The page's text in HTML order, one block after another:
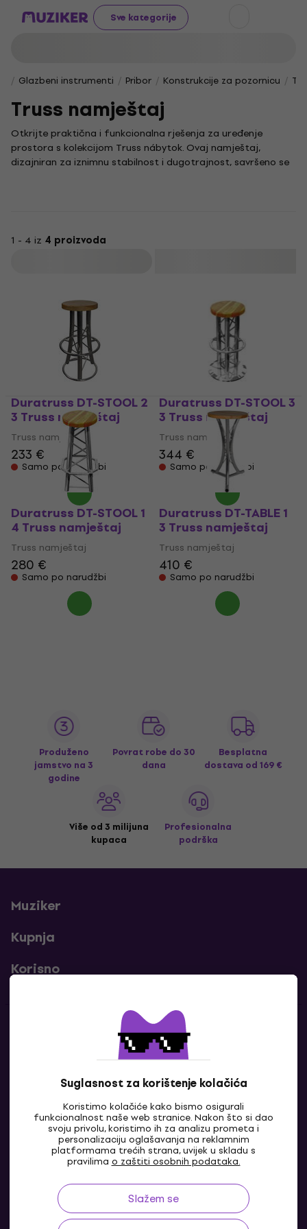
Sve kategorije
Suglasnost za korištenje kolačića
Koristimo kolačiće kako bismo osigurali
funkcionalnost naše web stranice. Nakon što si dao
svoju privolu, koristimo ih za analizu prometa i
personalizaciju oglašavanja na reklamnim
platformama trećih strana, uvijek u skladu s
pravilima o zaštiti osobnih podataka.
Slažem se
Glazbeni instrumenti Pribor Konstrukcije za pozornicu
Truss namještaj
Otkrijte praktična i funkcionalna rješenja za uređenje
prostora s kolekcijom Truss nábytok. Ovaj namještaj,
dizajniran za iznimnu stabilnost i dugotrajnost, savršeno se
modularna konstrukcija pruža izvanrednu fleksibilnost, čineći
1 - 4 iz 4 proizvoda
Duratruss DT-STOOL 2
3 Truss namještaj
Truss namještaj
233 €
Samo po narudžbi
Duratruss DT-STOOL 3
3 Truss namještaj
Truss namještaj
344 €
Samo po narudžbi
Duratruss DT-STOOL 1
4 Truss namještaj
Truss namještaj
280 €
Samo po narudžbi
Duratruss DT-TABLE 1
3 Truss namještaj
Truss namještaj
410 €
Samo po narudžbi
Produženo
jamstvo na 3
godine
Povrat robe do 30
dana
Besplatna
dostava od 169 €
Više od 3 milijuna
kupaca
Profesionalna
podrška
Muziker
Kupnja
Korisno
Kontakti
Javi nam se
HR